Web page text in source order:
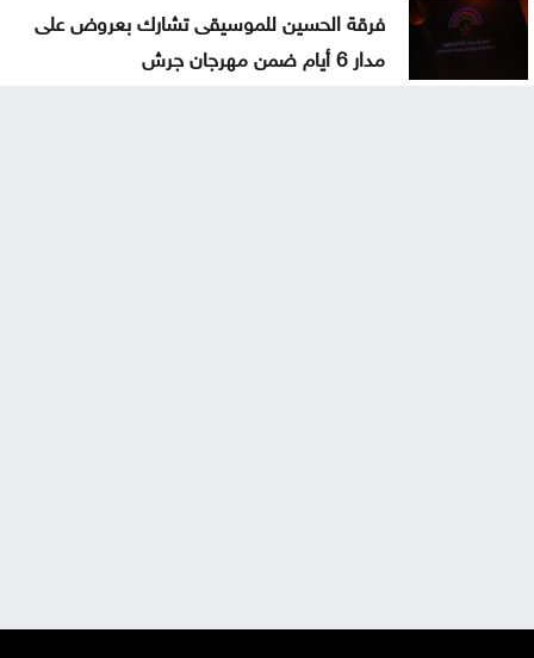
فرقة الحسين للموسيقى تشارك بعروض على
مدار 6 أيام ضمن مهرجان جرش